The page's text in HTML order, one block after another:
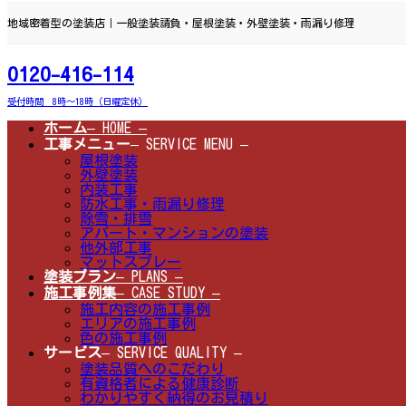
ン
ツ
へ
ス
キ
ッ
ビ
シ
ョ
ン
に
移
地域密着型の塗装店｜一般塗装請負・屋根塗装・外壁塗装・雨漏り修理
0120-416-114
受付時間 8時～18時（日曜定休）
ホーム– HOME –
工事メニュー– SERVICE MENU –
屋根塗装
外壁塗装
内装工事
防水工事・雨漏り修理
除雪・排雪
アパート・マンションの塗装
他外部工事
マットスプレー
塗装プラン– PLANS –
施工事例集– CASE STUDY –
施工内容の施工事例
エリアの施工事例
色の施工事例
サービス– SERVICE QUALITY –
塗装品質へのこだわり
有資格者による健康診断
わかりやすく納得のお見積り